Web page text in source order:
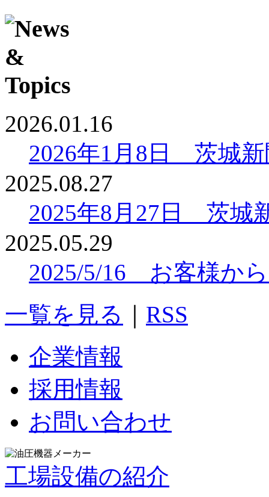
2026.01.16
2026年1月8日 茨城
2025.08.27
2025年8月27日 茨城
2025.05.29
2025/5/16 お客様か
一覧を見る
RSS
企業情報
採用情報
お問い合わせ
工場設備の紹介